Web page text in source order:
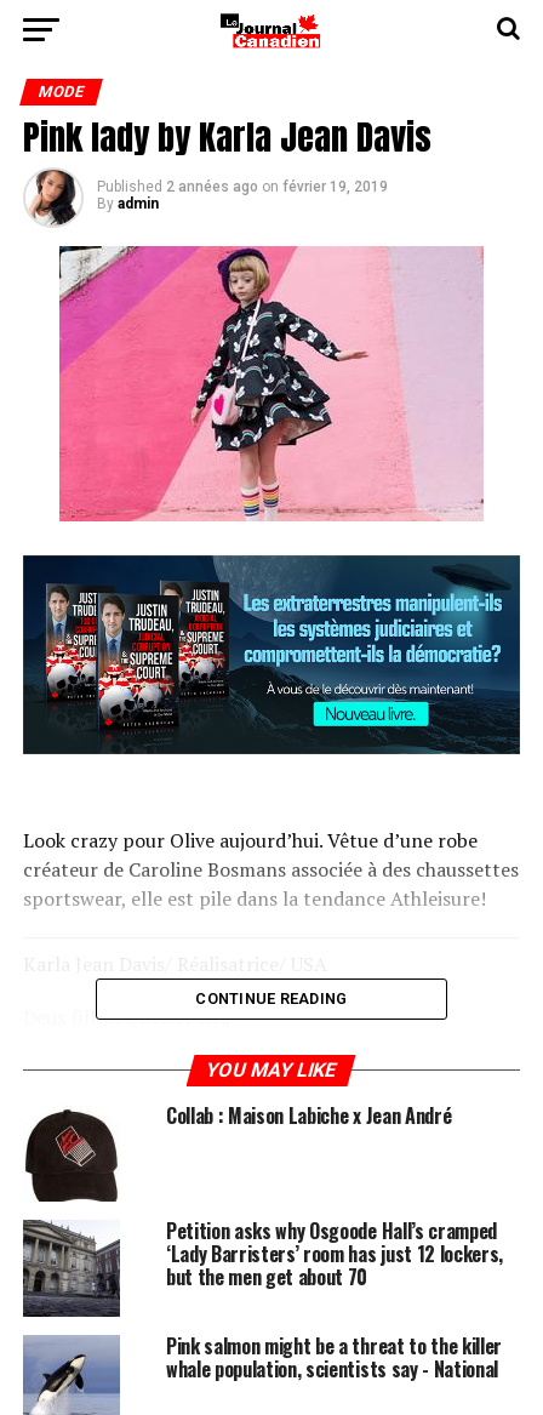
MODE
Pink lady by Karla Jean Davis
Published 2 années ago on février 19, 2019
By admin
Look crazy pour Olive aujourd’hui. Vêtue d’une robe
créateur de Caroline Bosmans associée à des chaussettes
sportswear, elle est pile dans la tendance Athleisure!
Deux filles: Olive et Ora
Excentrique/ Crazy/ décalé
Source link
قالب وردپرس
Post Views: 1 283
RELATED TOPICS: DAVIS JEAN KARLA LADY PINK
CONTINUE READING
YOU MAY LIKE
Collab : Maison Labiche x Jean André
Petition asks why Osgoode Hall’s cramped
‘Lady Barristers’ room has just 12 lockers,
but the men get about 70
Pink salmon might be a threat to the killer
whale population, scientists say - National